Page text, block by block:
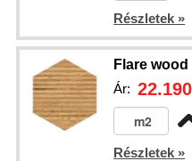
Részletek »
Flare
Ár:
Részletek »